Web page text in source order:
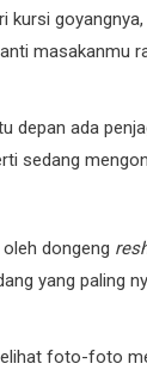
kursi
masakanmu
depan ada
sedang
dongeng
yang paling
foto-foto